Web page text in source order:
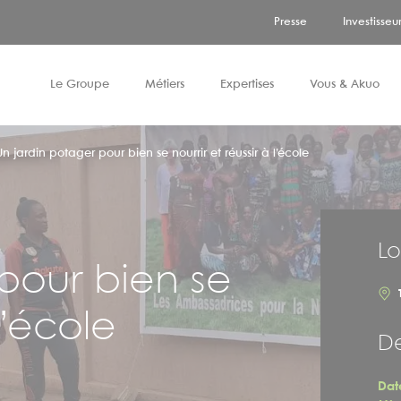
Presse
Le Groupe
Gouvernance & actionnariat
Notre politique RSE
Métiers
Asset management
Vente d'électricité - Corporate PPA
Expertises
Stockage
Vous & Akuo
Propriétaires fonciers
Territoires et collectivités
Europe
Amériques et Océanie
Conseils pour candidater
Tous nos Métiers
jardin potager pour bien se nourrir et réussir à l’école
bien se